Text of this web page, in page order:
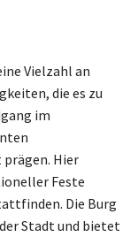
Vielzahl an
die es zu
im
Hier
Feste
Die Burg
Stadt und bietet